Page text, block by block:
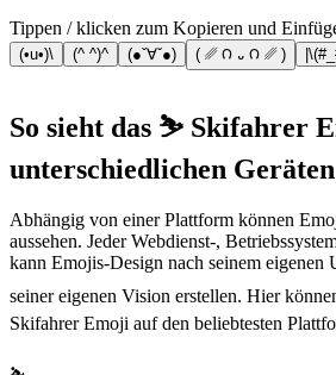
Tippen / klicken zum Kopieren und
(•u•)\ (^ ^)^ (●ˇ∀ˇ●) ( ␥ ౧ ᎑ ౧ ␥ )
So sieht das ⛷️ Skifahrer
unterschiedlichen
Abhängig von einer Plattform können
aussehen. Jeder Webdienst-,
kann Emojis-Design nach seinem eigenen
seiner eigenen Vision erstellen. Hier
Skifahrer Emoji auf den beliebtesten